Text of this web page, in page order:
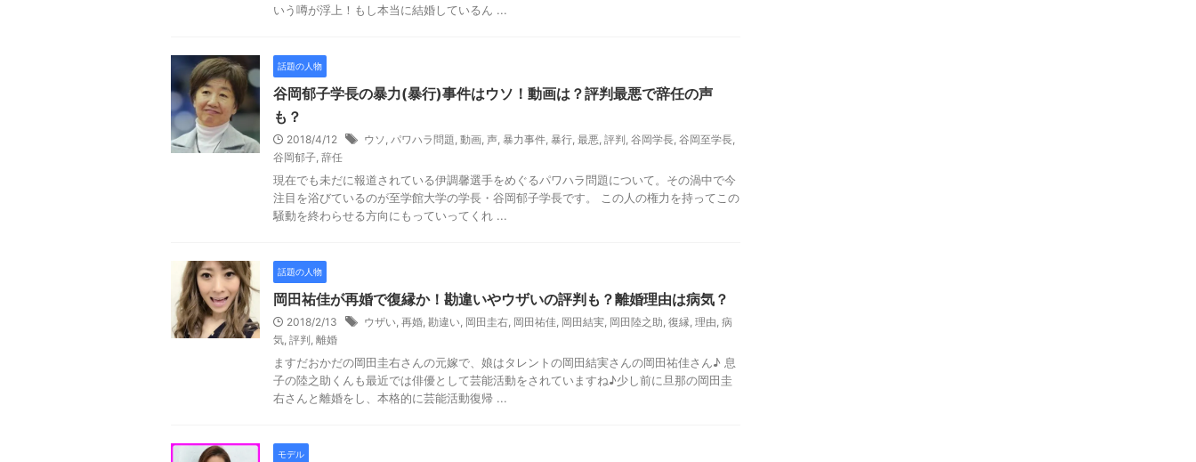
いう噂が浮上！もし本当に結婚しているん ...
話題の人物
谷岡郁子学長の暴力(暴行)事件はウソ！動画は？評判最悪で辞任の声
も？
2018/4/12 ウソ , パワハラ問題, 動画, 声, 暴力事件, 暴行, 最悪, 評判, 谷岡学長, 谷岡至学長,
谷岡郁子, 辞任
現在でも未だに報道されている伊調馨選手をめぐるパワハラ問題について。その渦中で今
注目を浴びているのが至学館大学の学長・谷岡郁子学長です。 この人の権力を持ってこの
騒動を終わらせる方向にもっていってくれ ...
話題の人物
岡田祐佳が再婚で復縁か！勘違いやウザいの評判も？離婚理由は病気？
2018/2/13 ウザい, 再婚, 勘違い, 岡田圭右, 岡田祐佳, 岡田結実, 岡田陸之助, 復縁, 理由, 病
気, 評判, 離婚
ますだおかだの岡田圭右さんの元嫁で、娘はタレントの岡田結実さんの岡田祐佳さん♪ 息
子の陸之助くんも最近では俳優として芸能活動をされていますね♪少し前に旦那の岡田圭
右さんと離婚をし、本格的に芸能活動復帰 ...
モデル